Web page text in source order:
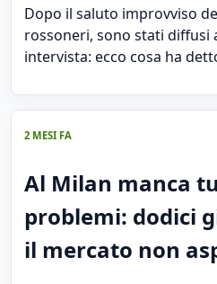
Dopo il saluto improvviso
rossoneri, sono stati diffusi
intervista: ecco cosa ha
2 MESI FA
Al Milan manca
problemi: dodici
il mercato non